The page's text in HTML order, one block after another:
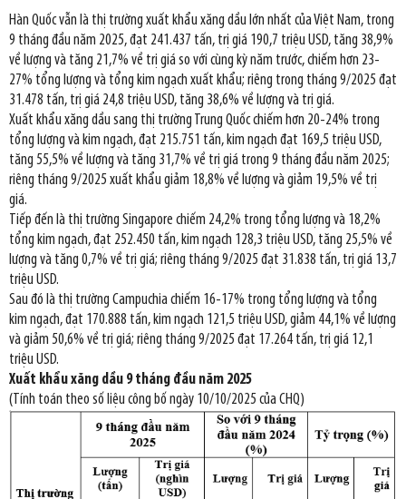
Hàn Quốc vẫn là thị trường xuất khẩu xăng dầu lớn nhất của Việt Nam, trong
9 tháng đầu năm 2025, đạt 241.437 tấn, trị giá 190,7 triệu USD, tăng 38,9%
về lượng và tăng 21,7% về trị giá so với cùng kỳ năm trước, chiếm hơn 23-
27% tổng lượng và tổng kim ngạch xuất khẩu; riêng trong tháng 9/2025 đạt
31.478 tấn, trị giá 24,8 triệu USD, tăng 38,6% về lượng và trị giá.
Xuất khẩu xăng dầu sang thị trường Trung Quốc chiếm hơn 20-24% trong
tổng lượng và kim ngạch, đạt 215.751 tấn, kim ngạch đạt 169,5 triệu USD,
tăng 55,5% về lượng và tăng 31,7% về trị giá trong 9 tháng đầu năm 2025;
riêng tháng 9/2025 xuất khẩu giảm 18,8% về lượng và giảm 19,5% về trị
giá.
Tiếp đến là thị trường Singapore chiếm 24,2% trong tổng lượng và 18,2%
tổng kim ngạch, đạt 252.450 tấn, kim ngạch 128,3 triệu USD, tăng 25,5% về
lượng và tăng 0,7% về trị giá; riêng tháng 9/2025 đạt 31.838 tấn, trị giá 13,7
triệu USD.
Sau đó là thị trường Campuchia chiếm 16-17% trong tổng lượng và tổng
kim ngạch, đạt 170.888 tấn, kim ngạch 121,5 triệu USD, giảm 44,1% về lượng
và giảm 50,6% về trị giá; riêng tháng 9/2025 đạt 17.264 tấn, trị giá 12,1
triệu USD.
Xuất khẩu xăng dầu 9 tháng đầu năm 2025
(Tính toán theo số liệu công bố ngày 10/10/2025 của CHQ)